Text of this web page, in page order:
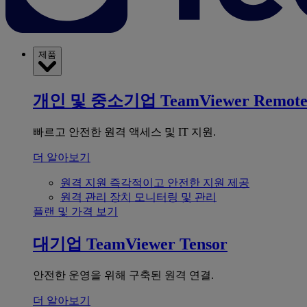
제품
개인 및 중소기업 TeamViewer Remote
빠르고 안전한 원격 액세스 및 IT 지원.
더 알아보기
원격 지원 즉각적이고 안전한 지원 제공
원격 관리 장치 모니터링 및 관리
플랜 및 가격 보기
대기업 TeamViewer Tensor
안전한 운영을 위해 구축된 원격 연결.
더 알아보기